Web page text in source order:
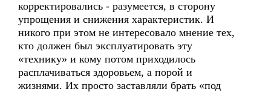
корректировались - разумеется, в сторону
упрощения и снижения характеристик. И
никого при этом не интересовало мнение тех,
кто должен был эксплуатировать эту
«технику» и кому потом приходилось
расплачиваться здоровьем, а порой и
жизнями. Их просто заставляли брать «под